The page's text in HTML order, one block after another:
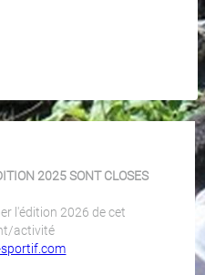
2025 SONT CLOSES
l'édition 2026 de cet
activité